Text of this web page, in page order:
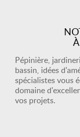
Pépinière,
bassin, idées
spécialistes vous
domaine
vos projets.